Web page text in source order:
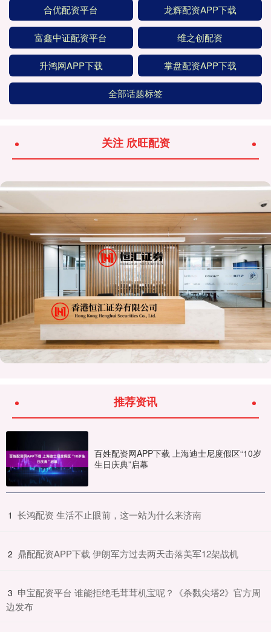
合优配资平台 龙辉配资APP下载
富鑫中证配资平台 维之创配资
升鸿网APP下载 掌盘配资APP下载
全部话题标签
关注 欣旺配资
推荐资讯
百姓配资网APP下载 上海迪士尼度假区“10岁
生日庆典”启幕
1 ​长鸿配资 生活不止眼前，这一站为什么来济南
2 ​鼎配配资APP下载 伊朗军方过去两天击落美军12架战机
3 ​申宝配资平台 谁能拒绝毛茸茸机宝呢？《杀戮尖塔2》官方周
边发布